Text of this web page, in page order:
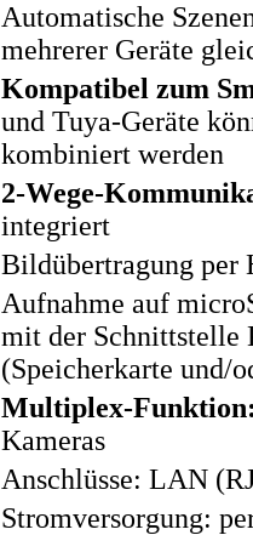
Automatische
mehrerer Geräte
Kompatibel zum
und Tuya-Geräte
kombiniert werden
2-Wege-
integriert
Bildübertragung per
Aufnahme auf
mit der Schnittstelle
(Speicherkarte und/
Multiplex-
Kameras
Anschlüsse: LAN
Stromversorgung: